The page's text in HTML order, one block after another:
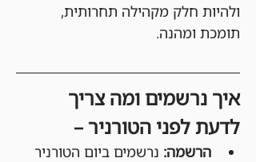
ולהיות חלק מקהילה תחרותית,
תומכת ומהנה.
איך נרשמים ומה צריך
לדעת לפני הטורניר –
הרשמה: נרשמים ביום הטורניר